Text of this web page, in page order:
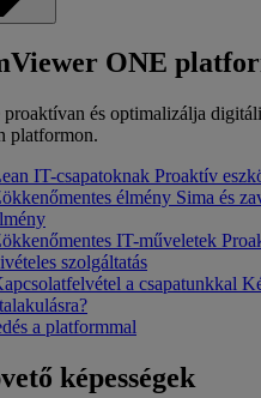
ONE
és optimalizálja
platformon.
IT-csapatoknak Proaktív
élmény Sima és
IT-műveletek
szolgáltatás
a csapatunkkal
a platformmal
képességek